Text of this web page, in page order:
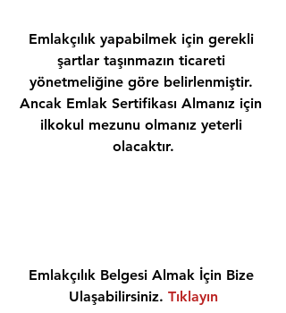
Emlakçılık yapabilmek için gerekli
şartlar taşınmazın ticareti
yönetmeliğine göre belirlenmiştir.
Ancak Emlak Sertifikası Almanız için
ilkokul mezunu olmanız yeterli
olacaktır.
Emlakçılık Belgesi Almak İçin Bize
Ulaşabilirsiniz. Tıklayın